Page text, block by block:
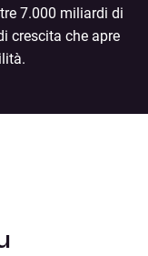
7.000 miliardi di
crescita che apre